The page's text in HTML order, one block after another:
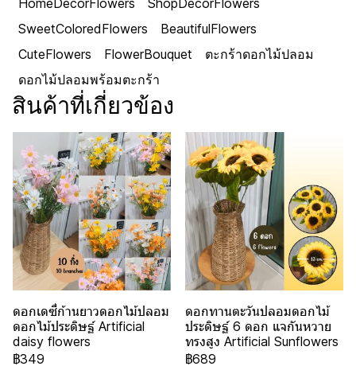
HomeDecorFlowers
ShopDecorFlowers
SweetColoredFlowers
BeautifulFlowers
CuteFlowers
FlowerBouquet
ตะกร้าดอกไม้ปลอม
ดอกไม้ปลอมพร้อมตะกร้า
สินค้าที่เกี่ยวข้อง
ดอกเดซี่ก้านยาวดอกไม้ปลอม
ดอกไม้ประดิษฐ์ Artificial
daisy flowers
฿349
ดอกทานตะวันปลอมดอกไม้
ประดิษฐ์ 6 ดอก แจกันหวาย
ทรงสูง Artificial Sunflowers
฿689